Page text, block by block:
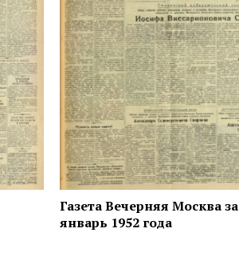
Газета Вечерняя Москва за
январь 1952 года